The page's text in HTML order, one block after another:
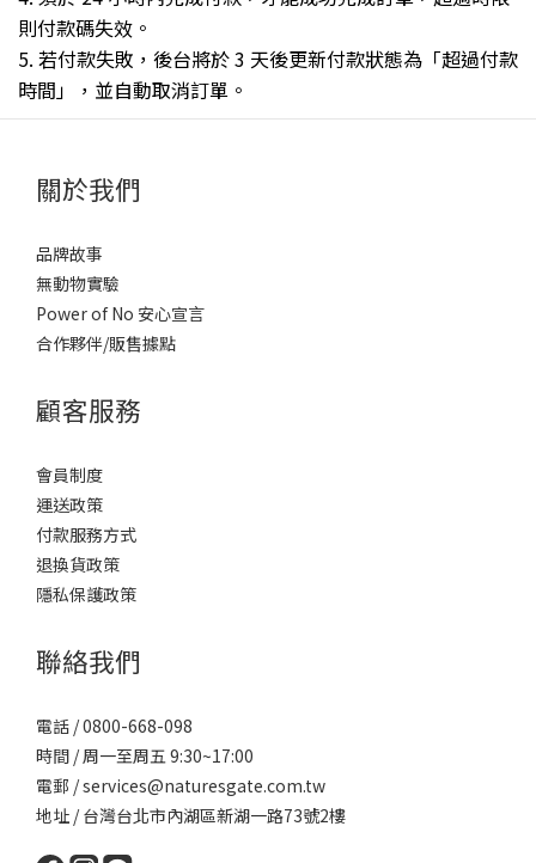
則付款碼失效。
5. 若付款失敗，後台將於 3 天後更新付款狀態為「超過付款
時間」，並自動取消訂單。
關於我們
品牌故事
無動物實驗
Power of No 安心宣言
合作夥伴/販售據點
顧客服務
會員制度
運送政策
付款服務方式
退換貨政策
隱私保護政策
聯絡我們
電話 / 0800-668-098
時間 / 周一至周五 9:30~17:00
電郵 / services@naturesgate.com.tw
地址 / 台灣台北市內湖區新湖一路73號2樓